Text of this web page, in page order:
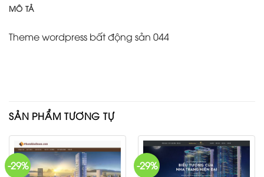
MÔ TẢ
Theme wordpress bất động sản 044
SẢN PHẨM TƯƠNG TỰ
-29% -29%